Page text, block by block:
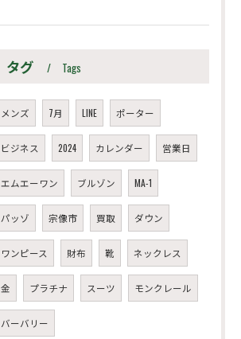
タグ Tags
メンズ 7月 LINE ポーター
ビジネス 2024 カレンダー 営業日
エムエーワン ブルゾン MA-1
パッゾ 宗像市 買取 ダウン
ワンピース 財布 靴 ネックレス
金 プラチナ スーツ モンクレール
バーバリー